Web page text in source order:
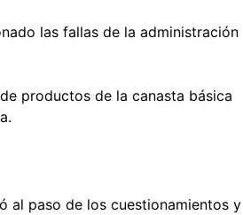
las fallas de la administración
productos de la canasta básica
al paso de los cuestionamientos y